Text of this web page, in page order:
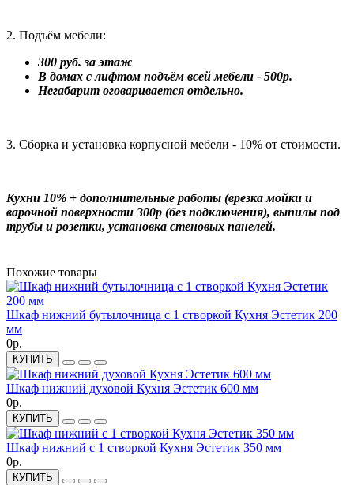
2. Подъём мебели:
300 руб. за этаж
В домах с лифтом подъём всей мебели - 500р.
Негабарит оговаривается отдельно.
3. Сборка и установка корпусной мебели - 10% от стоимости.
Кухни 10% + дополнительные работы (врезка мойки и
варочной поверхности 300р (без подключения), выпилы под
трубы и розетки, установка стеновых панелей.
Похожие товары
Шкаф нижний бутылочница с 1 створкой Кухня Эстетик 200
мм
0р.
КУПИТЬ
Шкаф нижний духовой Кухня Эстетик 600 мм
0р.
КУПИТЬ
Шкаф нижний с 1 створкой Кухня Эстетик 350 мм
0р.
КУПИТЬ